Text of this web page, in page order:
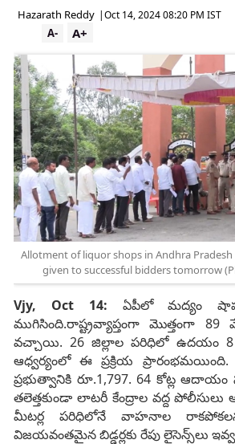
Hazarath Reddy |Oct 14, 2024 08:20 PM IST
A+
A-
Allotment of liquor shops in Andhra Pradesh
given to successful bidders tomorrow
Vjy, Oct 14: ఏపీలో మద్యం
ముగిసింది.రాష్ట్రవ్యాప్తంగా మొత్తంగా 89
వచ్చాయి. 26 జిల్లాల పరిధిలో ఉదయం 8
ఆధ్వర్యంలో ఈ ప్రక్రియ ప్రారంభమయింది.
ప్రభుత్వానికి రూ.1,797. 64 కోట్ల ఆదాయం
తలెత్తకుండా లాటరీ కేంద్రాల వద్ద పోలీసులు
మీటర్ల పరిధిలోనే వాహనాల
విజయవంతమైన బిడ్డర్లకు రేపు లైసెన్స్‌లు